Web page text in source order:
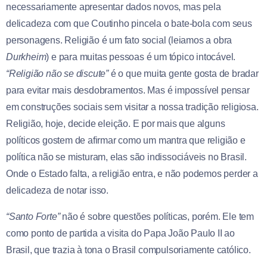
necessariamente apresentar dados novos, mas pela
delicadeza com que Coutinho pincela o bate-bola com seus
personagens. Religião é um fato social (leiamos a obra
Durkheim) e para muitas pessoas é um tópico intocável.
“Religião não se discute”é o que muita gente gosta de bradar
para evitar mais desdobramentos. Mas é impossível pensar
em construções sociais sem visitar a nossa tradição religiosa.
Religião, hoje, decide eleição. E por mais que alguns
políticos gostem de afirmar como um mantra que religião e
política não se misturam, elas são indissociáveis no Brasil.
Onde o Estado falta, a religião entra, e não podemos perder a
delicadeza de notar isso.
“Santo Forte”não é sobre questões políticas, porém. Ele tem
como ponto de partida a visita do Papa João Paulo II ao
Brasil, que trazia à tona o Brasil compulsoriamente católico.